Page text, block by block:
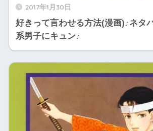
2017年1月30日
好きって言わせる方法(漫画)♪ネタ
系男子にキュン♪